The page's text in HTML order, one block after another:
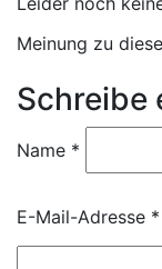
Meinung zu
Schreibe
Name *
E-Mail-Adresse *